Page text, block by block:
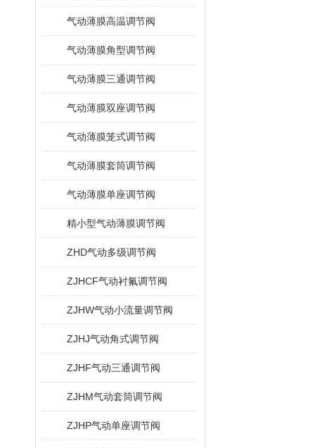
气动薄膜高温调节阀
气动薄膜角型调节阀
气动薄膜三通调节阀
气动薄膜双座调节阀
气动薄膜笼式调节阀
气动薄膜套筒调节阀
气动薄膜单座调节阀
精小型气动薄膜调节阀
ZHD气动多级调节阀
ZJHCF气动衬氟调节阀
ZJHW气动小流量调节阀
ZJHJ气动角式调节阀
ZJHF气动三通调节阀
ZJHM气动套筒调节阀
ZJHP气动单座调节阀